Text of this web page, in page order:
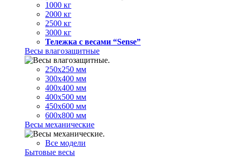
1000 кг
2000 кг
2500 кг
3000 кг
Тележка с весами “Sense”
Весы влагозащитные
250х250 мм
300х400 мм
400х400 мм
400х500 мм
450х600 мм
600х800 мм
Весы механические
Все модели
Бытовые весы